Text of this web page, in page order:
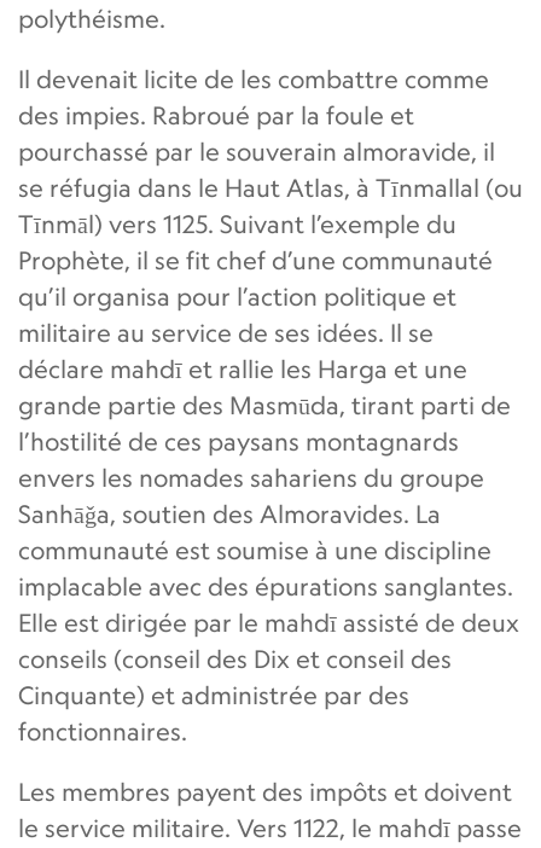
polythéisme.
Il devenait licite de les combattre comme
des impies. Rabroué par la foule et
pourchassé par le souverain almoravide, il
se réfugia dans le Haut Atlas, à Tīnmallal (ou
Tīnmāl) vers 1125. Suivant l’exemple du
Prophète, il se fit chef d’une communauté
qu’il organisa pour l’action politique et
militaire au service de ses idées. Il se
déclare mahdī et rallie les Harga et une
grande partie des Masmūda, tirant parti de
l’hostilité de ces paysans montagnards
envers les nomades sahariens du groupe
Sanhāǧa, soutien des Almoravides. La
communauté est soumise à une discipline
implacable avec des épurations sanglantes.
Elle est dirigée par le mahdī assisté de deux
conseils (conseil des Dix et conseil des
Cinquante) et administrée par des
fonctionnaires.
Les membres payent des impôts et doivent
le service militaire. Vers 1122, le mahdī passe